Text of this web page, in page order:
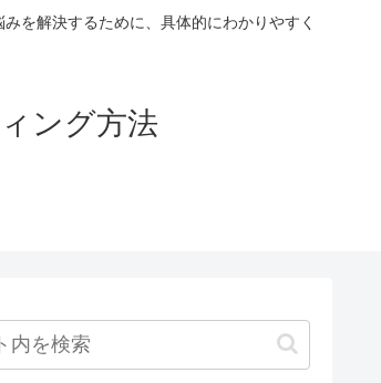
を解決するために、具体的にわかりやすく
ング方法